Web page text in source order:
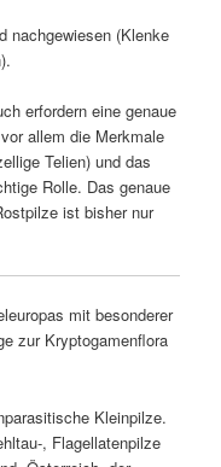
nachgewiesen (Klenke
erfordern eine genaue
allem die Merkmale
Telien) und das
Rolle. Das genaue
ist bisher nur
mit besonderer
zur Kryptogamenflora
Kleinpilze.
, Flagellatenpilze